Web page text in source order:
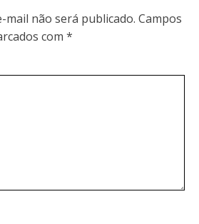
mail não será publicado. Campos
com *